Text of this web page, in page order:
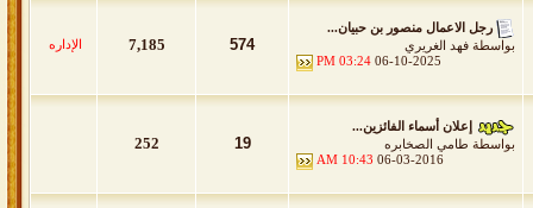
خاص باللقاءات والمواضيع الخاصة والتغطيات بموقع الدواسر الرسمي والتي تنشر
رجل الاعمال منصور بن حبيان...
بواسطة فهد الغريري
06-10-2025
03:24 PM
574
7,185 الإداره
إعلان أسماء الفائزين...
بواسطة طامي الصخابره
06-03-2016
10:43 AM
19
252